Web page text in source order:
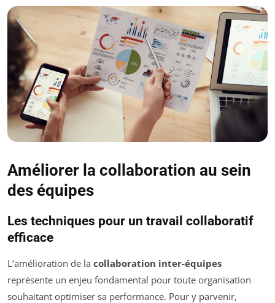
Améliorer la collaboration au sein
des équipes
Les techniques pour un travail collaboratif
efficace
L’amélioration de la collaboration inter-équipes
représente un enjeu fondamental pour toute organisation
souhaitant optimiser sa performance. Pour y parvenir,